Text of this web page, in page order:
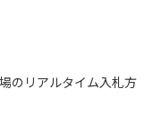
のリアルタイム入札方